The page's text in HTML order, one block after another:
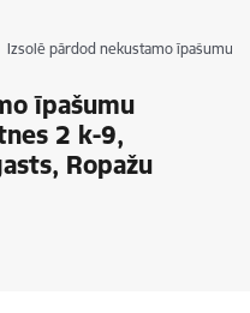
Izsolē pārdod nekustamo īpašumu
īpašumu
2 k-9,
Ropažu